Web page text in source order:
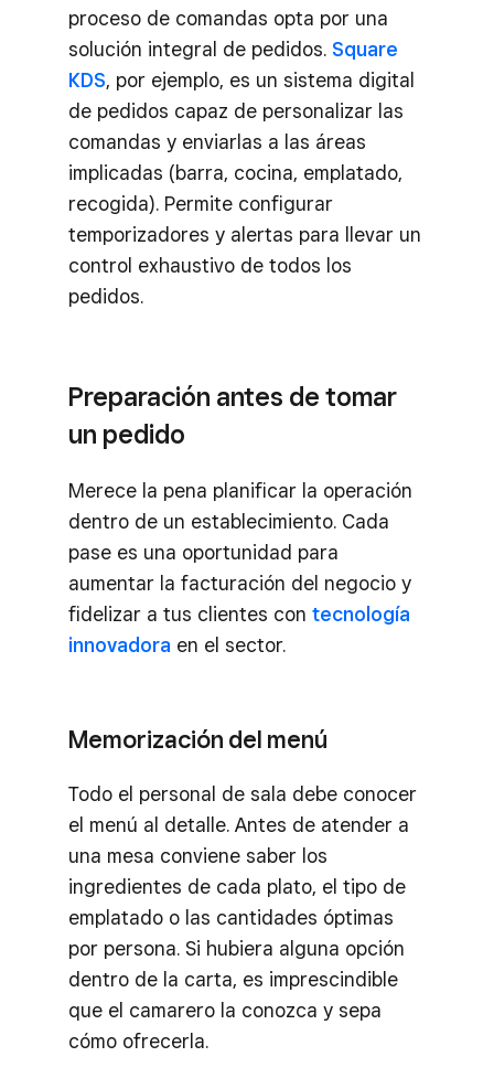
proceso de comandas opta por una
solución integral de pedidos. Square
KDS, por ejemplo, es un sistema digital
de pedidos capaz de personalizar las
comandas y enviarlas a las áreas
implicadas (barra, cocina, emplatado,
recogida). Permite configurar
temporizadores y alertas para llevar un
control exhaustivo de todos los
pedidos.
Preparación antes de tomar
un pedido
Merece la pena planificar la operación
dentro de un establecimiento. Cada
pase es una oportunidad para
aumentar la facturación del negocio y
fidelizar a tus clientes con tecnología
innovadora en el sector.
Memorización del menú
Todo el personal de sala debe conocer
el menú al detalle. Antes de atender a
una mesa conviene saber los
ingredientes de cada plato, el tipo de
emplatado o las cantidades óptimas
por persona. Si hubiera alguna opción
dentro de la carta, es imprescindible
que el camarero la conozca y sepa
cómo ofrecerla.